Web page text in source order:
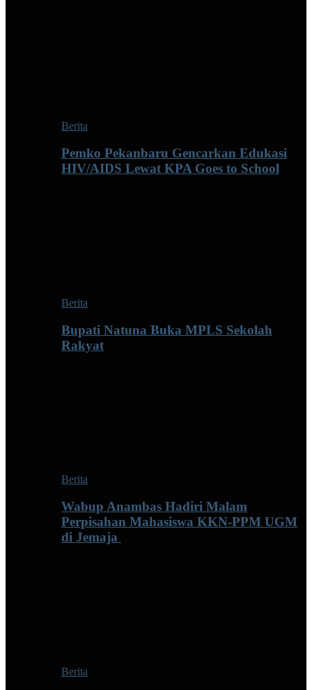
Berita
Pemko Pekanbaru Gencarkan Edukasi
HIV/AIDS Lewat KPA Goes to School
Berita
Bupati Natuna Buka MPLS Sekolah
Rakyat
Berita
Wabup Anambas Hadiri Malam
Perpisahan Mahasiswa KKN-PPM UGM
di Jemaja ‎
Berita